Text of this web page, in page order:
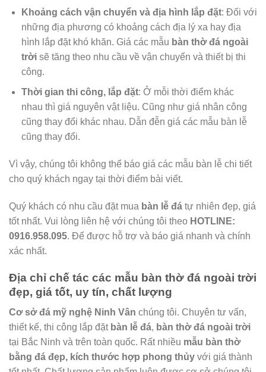
Khoảng cách vận chuyển và địa hình lắp đặt: Đối với
những địa phương có khoảng cách địa lý xa hay địa
hình lắp đặt khó khăn. Giá các mẫu bàn thờ đá ngoài
trờisẽ tăng theo nhu cầu về vận chuyển và thiết bị thi
công.
Thời gian thi công, lắp đặt: Ở mỗi thời điểm khác
nhau thì giá nguyên vật liệu. Cũng như giá nhân công
cũng thay đổi khác nhau. Dẫn đễn giá các mẫu bàn lễ
cũng thay đổi.
Vì vậy, chúng tôi không thể báo giá các mẫu bàn lễ chi tiết
cho quý khách ngay tại thời điểm bài viết.
Quý khách có nhu cầu đặt mua bàn lễ đá tự nhiên đẹp, giá
tốt nhất. Vui lòng liên hệ với chúng tôi theo HOTLINE:
0916.958.095. Để được hỗ trợ và báo giá nhanh và chính
xác nhất.
Địa chỉ chế tác các mẫu bàn thờ đá ngoài trời
đẹp, giá tốt, uy tín, chất lượng
Cơ sở đá mỹ nghệ Ninh Vân chúng tôi. Chuyên tư vấn,
thiết kế, thi công lắp đặt bàn lễ đá, bàn thờ đá ngoài trời
tại Bắc Ninh và trên toàn quốc. Rất nhiều mẫu bàn thờ
bằng đá đẹp, kích thước hợp phong thủy với giá thành